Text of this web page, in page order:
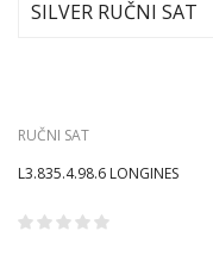
RUČNI SAT
L3.835.4.98.6 LONGINES